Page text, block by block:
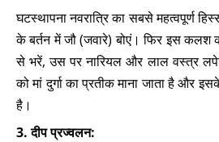
घटस्थापना नवरात्रि का सबसे महत्वपूर्ण
के बर्तन में जौ (जवारे) बोएं। फिर इस कलश
से भरें, उस पर नारियल और लाल वस्त्र
को मां दुर्गा का प्रतीक माना जाता है और
है।
3. दीप प्रज्वलन: